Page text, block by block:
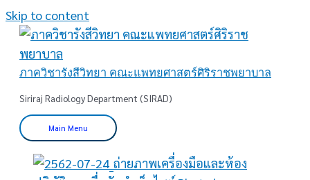
Skip to content
ภาควิชารังสีวิทยา คณะแพทยศาสตร์ศิริราชพยาบาล
Siriraj Radiology Department (SIRAD)
Main Menu